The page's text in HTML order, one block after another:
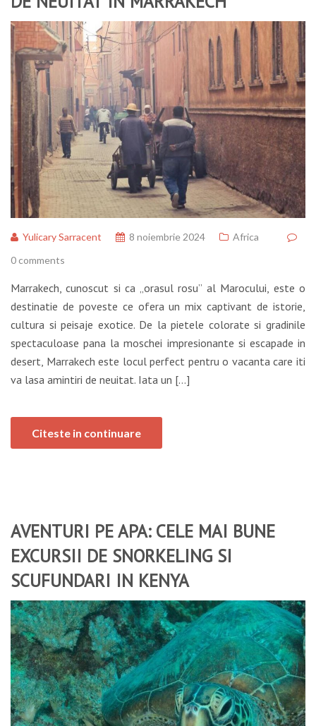
Yulicary Sarracent 8 noiembrie 2024
Africa
0 comments
Marrakech, cunoscut si ca „orasul rosu” al Marocului, este o
destinatie de poveste ce ofera un mix captivant de istorie,
cultura si peisaje exotice. De la pietele colorate si gradinile
spectaculoase pana la moschei impresionante si escapade in
desert, Marrakech este locul perfect pentru o vacanta care iti
va lasa amintiri de neuitat. Iata un […]
Citeste in continuare
AVENTURI PE APA: CELE MAI BUNE
EXCURSII DE SNORKELING SI
SCUFUNDARI IN KENYA